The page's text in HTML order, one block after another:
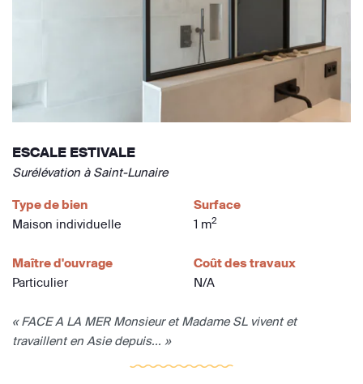
ESCALE ESTIVALE
Surélévation à Saint-Lunaire
Type de bien
Maison individuelle
Surface
1 m2
Maître d'ouvrage
Particulier
Coût des travaux
N/A
« FACE A LA MER Monsieur et Madame SL vivent et
travaillent en Asie depuis... »